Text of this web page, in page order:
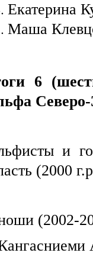
Екатерина
Маша
6
и
(2000
(2002-